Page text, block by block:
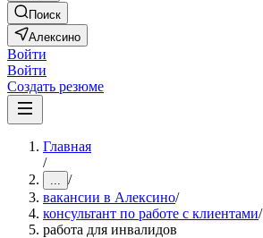
Поиск
Алексино
Войти
Войти
Создать резюме
Главная
/
... /
вакансии в Алексино/
консультант по работе с клиентами/
работа для инвалидов